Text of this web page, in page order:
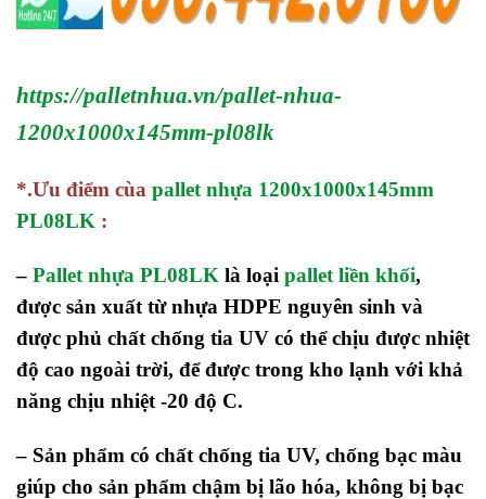
https://palletnhua.vn/pallet-nhua-
1200x1000x145mm-pl08lk
*.Ưu điểm cùa pallet nhựa 1200x1000x145mm
PL08LK :
– Pallet nhựa PL08LK là loại pallet liền khối,
được sản xuất từ nhựa HDPE nguyên sinh và
được phủ chất chống tia UV có thể chịu được nhiệt
độ cao ngoài trời, để được trong kho lạnh với khả
năng chịu nhiệt -20 độ C.
– Sản phẩm có chất chống tia UV, chống bạc màu
giúp cho sản phẩm chậm bị lão hóa, không bị bạc